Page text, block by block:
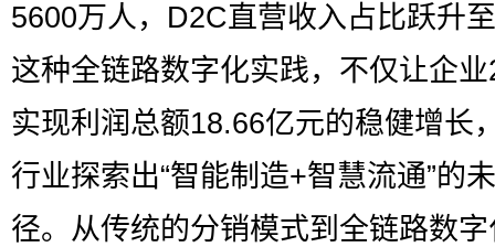
5600万人，D2C直营收入占比跃升
这种全链路数字化实践，不仅让企
实现利润总额18.66亿元的稳健增长
行业探索出“智能制造+智慧流通”的
径。从传统的分销模式到全链路数